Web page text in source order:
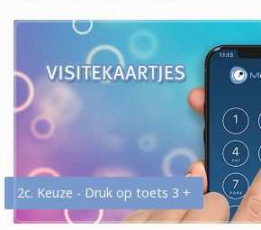
2c. Keuze - Druk op toets 3 +